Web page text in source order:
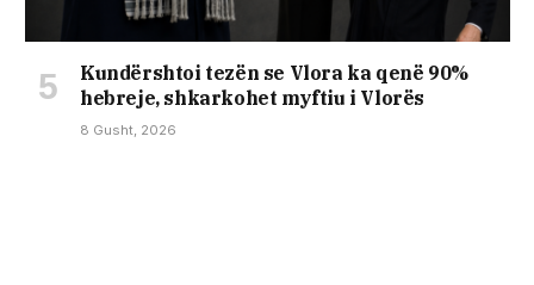
Kundërshtoi tezën se Vlora ka qenë 90%
hebreje, shkarkohet myftiu i Vlorës
8 Gusht, 2026